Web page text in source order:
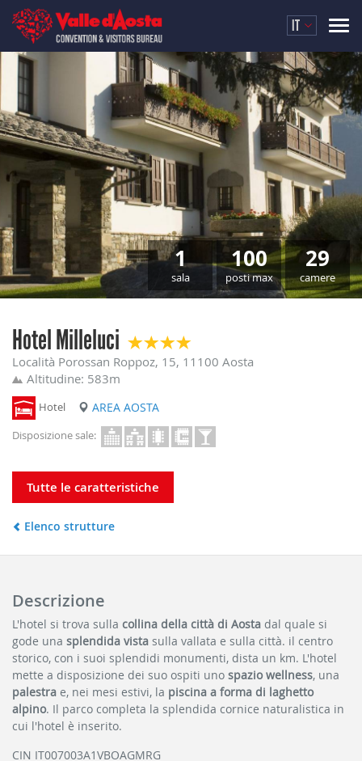
IT
29
camere
100
posti max
1
sala
Hotel Milleluci
Località Porossan Roppoz, 15, 11100 Aosta
Altitudine: 583m
Hotel AREA AOSTA
Disposizione sale:
Tutte le caratteristiche
Elenco strutture
Descrizione
L'hotel si trova sulla collina della città di Aosta dal quale si
gode una splendida vista sulla vallata e sulla città. il centro
storico, con i suoi splendidi monumenti, dista un km. L'hotel
mette a disposizione dei suo ospiti uno spazio wellness, una
palestra e, nei mesi estivi, la piscina a forma di laghetto
alpino. Il parco completa la splendida cornice naturalistica in
cui l'hotel è inserito.
CIN IT007003A1VBOAGMRG